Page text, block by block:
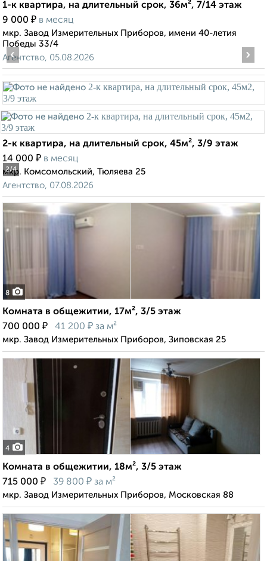
1-к квартира, на длительный срок, 36м², 7/14 этаж
9 000 ₽ в месяц
мкр. Завод Измерительных Приборов, имени 40-летия
Победы 33/4
Агентство, 05.08.2026
2/4
‹ ›
2-к квартира, на длительный срок, 45м², 3/9 этаж
14 000 ₽ в месяц
мкр. Комсомольский, Тюляева 25
Агентство, 07.08.2026
8
Комната в общежитии, 17м², 3/5 этаж
700 000 ₽ 41 200 ₽ за м²
мкр. Завод Измерительных Приборов, Зиповская 25
4
Комната в общежитии, 18м², 3/5 этаж
715 000 ₽ 39 800 ₽ за м²
мкр. Завод Измерительных Приборов, Московская 88